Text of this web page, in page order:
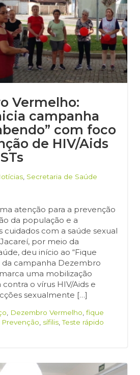
Vermelho:
campanha
com foco
de HIV/Aids
Secretaria de Saúde
atenção para a prevenção
da população e a
cuidados com a saúde sexual
por meio da
deu início ao “Fique
da campanha Dezembro
uma mobilização
o vírus HIV/Aids e
sexualmente […]
Dezembro Vermelho fique
Prevenção sífilis ,Teste rápido